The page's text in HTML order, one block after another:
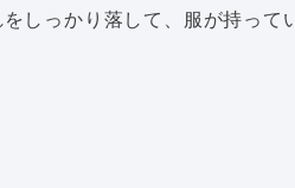
しっかり落して、服が持って